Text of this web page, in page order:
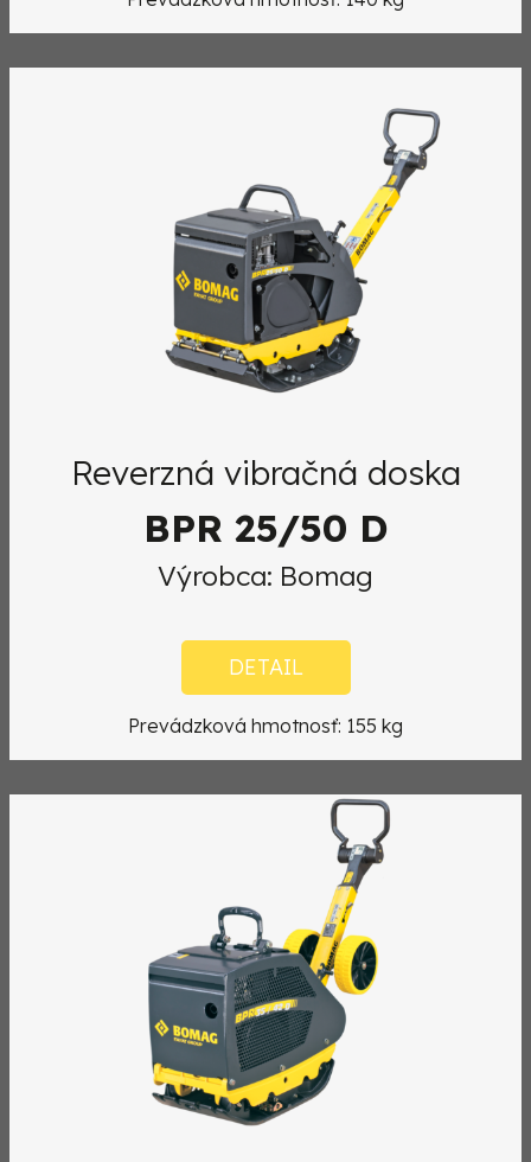
Reverzná vibračná doska
BPR 25/50 D
Výrobca: Bomag
DETAIL
Prevádzková hmotnosť: 155 kg